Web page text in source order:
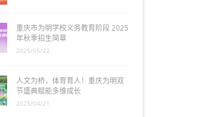
重庆市为明学校义务教育阶段 2025
年秋季招生简章
2025/05/22
人文为桥，体育育人！重庆为明双
节盛典赋能多维成长
2025/04/21